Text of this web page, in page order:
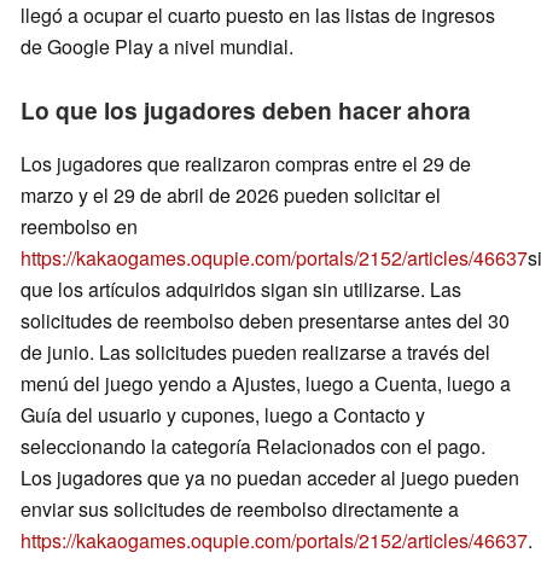
llegó a ocupar el cuarto puesto en las listas de ingresos
de Google Play a nivel mundial.
Lo que los jugadores deben hacer ahora
Los jugadores que realizaron compras entre el 29 de
marzo y el 29 de abril de 2026 pueden solicitar el
reembolso en
https://kakaogames.oqupie.com/portals/2152/articles/46637
que los artículos adquiridos sigan sin utilizarse. Las
solicitudes de reembolso deben presentarse antes del 30
de junio. Las solicitudes pueden realizarse a través del
menú del juego yendo a Ajustes, luego a Cuenta, luego a
Guía del usuario y cupones, luego a Contacto y
seleccionando la categoría Relacionados con el pago.
Los jugadores que ya no puedan acceder al juego pueden
enviar sus solicitudes de reembolso directamente a
https://kakaogames.oqupie.com/portals/2152/articles/46637.